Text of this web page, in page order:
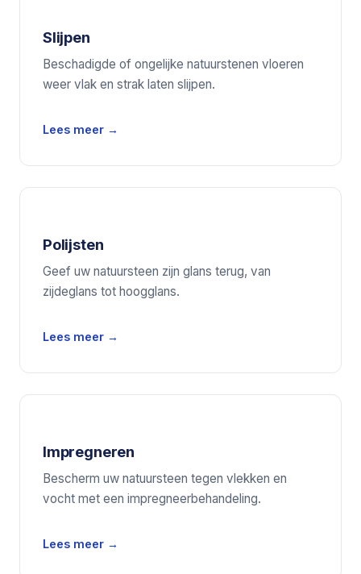
Slijpen
Beschadigde of ongelijke natuurstenen vloeren
weer vlak en strak laten slijpen.
Lees meer →
Polijsten
Geef uw natuursteen zijn glans terug, van
zijdeglans tot hoogglans.
Lees meer →
Impregneren
Bescherm uw natuursteen tegen vlekken en
vocht met een impregneerbehandeling.
Lees meer →